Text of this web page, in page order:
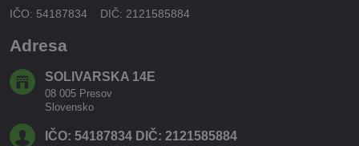
IČO: 54187834 DIČ: 2121585884
Adresa
SOLIVARSKA 14E
08 005 Presov
Slovensko
IČO: 54187834 DIČ: 2121585884